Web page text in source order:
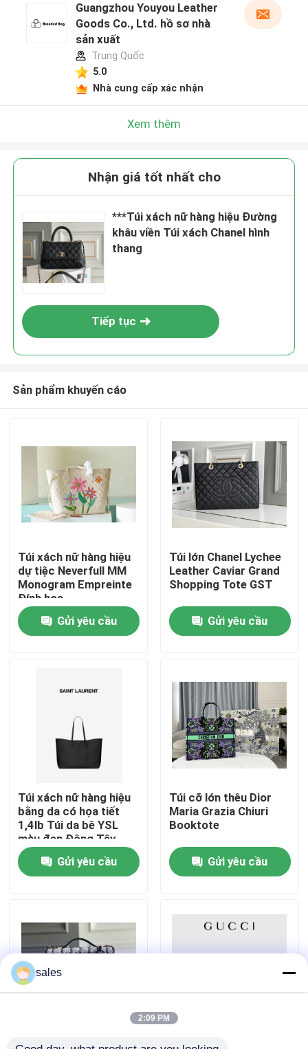
Các sản phẩm
Tham quan nhà máy
Kiểm soát chất lượng
Tin tức
Blog
Guangzhou Youyou Leather
Goods Co., Ltd. hồ sơ nhà
sản xuất
Trung Quốc
5.0
Nhà cung cấp xác nhận
Xem thêm
Nhận giá tốt nhất cho
***Túi xách nữ hàng hiệu Đường
khâu viền Túi xách Chanel hình
thang
Tiếp tục
Sản phẩm khuyến cáo
Túi xách nữ hàng hiệu
dự tiệc Neverfull MM
Monogram Empreinte
Đính hoa
Gửi yêu cầu
Túi lớn Chanel Lychee
Leather Caviar Grand
Shopping Tote GST
Gửi yêu cầu
Túi xách nữ hàng hiệu
bằng da có họa tiết
1,4lb Túi da bê YSL
màu đen Đông Tây
Gửi yêu cầu
Túi cỡ lớn thêu Dior
Maria Grazia Chiuri
Booktote
Gửi yêu cầu
sales
2:09 PM